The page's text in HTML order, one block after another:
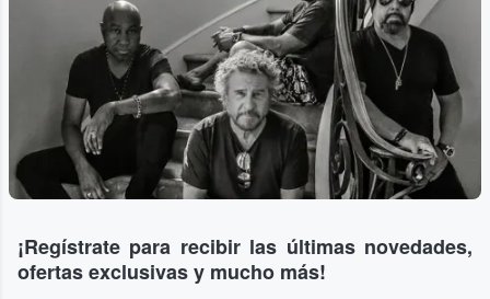
¡Regístrate para recibir las últimas novedades,
ofertas exclusivas y mucho más!